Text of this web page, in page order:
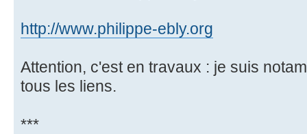
http://www.philippe-ebly.org
Attention, c'est en travaux : je suis
tous les liens.
***